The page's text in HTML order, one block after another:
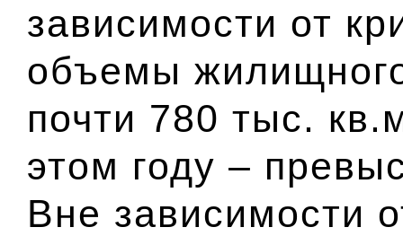
зависимости от
объемы
почти 780 тыс.
этом году –
Вне зависимости